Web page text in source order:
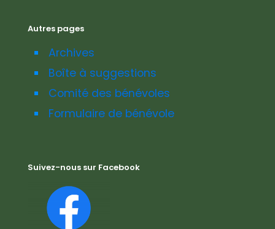
Autres pages
Archives
Boîte à suggestions
Comité des bénévoles
Formulaire de bénévole
Suivez-nous sur Facebook